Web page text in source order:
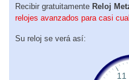
Recibir gratuitamente Reloj
relojes avanzados para casi
Su reloj se verá así: